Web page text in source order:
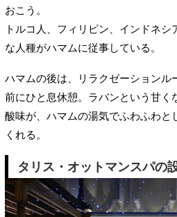
おこう。
トルコ人、フィリピン、インドネ
な人種がハマムに従事している。
ハマムの後は、リラクゼーションル
前にひと息休憩。ラバンという甘く
酸味が、ハマムの湯気でふわふわと
くれる。
タリス・オットマンスパの